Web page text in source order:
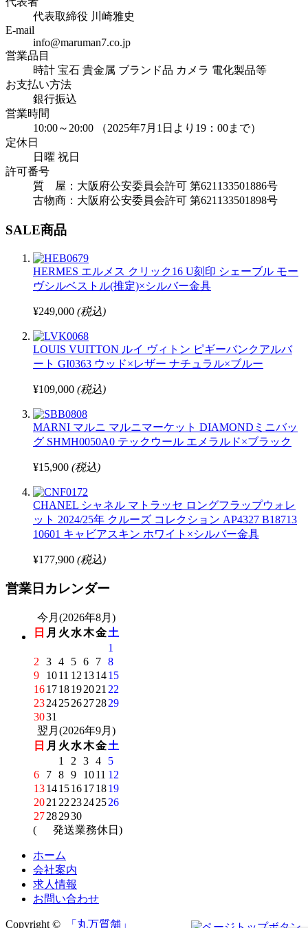
代表取締役 川崎雅史
E-mail
info@maruman7.co.jp
営業品目
時計 宝石 貴金属 ブランド品 カメラ 電化製品等
お支払い方法
銀行振込
営業時間
10:00～20:00 （2025年7月1日より19：00まで）
定休日
日曜 祝日
許可番号
質 屋：大阪府公安委員会許可 第621133501886号
古物商：大阪府公安委員会許可 第621133501898号
SALE商品
HERMES エルメス クリック16 U刻印 シェーブル モー
ヴシルベストル(推定)×シルバー金具
¥249,000 (税込)
LOUIS VUITTON ルイ ヴィトン ピギーバンクアルバ
ート GI0363 ウッド×レザー ナチュラル×ブルー
¥109,000 (税込)
MARNI マルニ マルニマーケット DIAMONDミニバッ
グ SHMH0050A0 テックウール エメラルド×ブラック
¥15,900 (税込)
CHANEL シャネル マトラッセ ロングフラップウォレ
ット 2024/25年 クルーズ コレクション AP4327 B18713
10601 キャビアスキン ホワイト×シルバー金具
¥177,900 (税込)
営業日カレンダー
今月(2026年8月)
日 月 火 水木金土
1
2
3 4 5 6 7 8
9
1011 12 131415
161718192021 22
23242526272829
3031
翌月(2026年9月)
日 月 火 水木金土
1
2 3 4
5
6
7 8 9 1011 12
13141516171819
2021 22 23242526
27282930
(
発送業務休日)
ホーム
会社案内
求人情報
お問い合わせ
Copyright © 「丸万質舗」